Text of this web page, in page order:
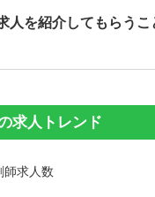
人を紹介してもらうこ
求人トレンド
師求人数